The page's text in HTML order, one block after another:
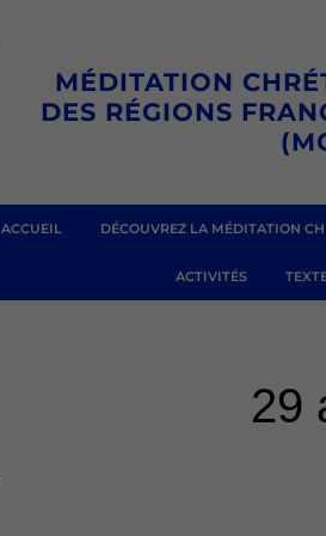
MÉDITATION
DES RÉGIONS
ACCUEIL DÉCOUVREZ LA MÉDITATION
ACTIVITÉS
29